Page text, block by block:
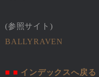
(参照サイト)
BALLYRAVEN
■ ■ インデックスへ戻る